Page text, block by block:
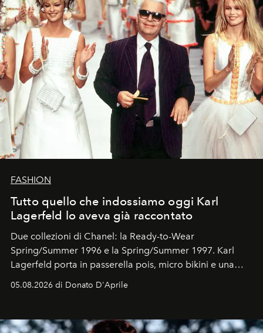
FASHION
Tutto quello che indossiamo oggi Karl
Lagerfeld lo aveva già raccontato
Due collezioni di Chanel: la Ready-to-Wear
Spring/Summer 1996 e la Spring/Summer 1997. Karl
Lagerfeld porta in passerella pois, micro bikini e una
Kate, Claudia e Carla una dietro l'altra. Trent'anni dopo,
uno dei documenti più contemporanei che abbiamo.
05.08.2026 di Donato D'Aprile